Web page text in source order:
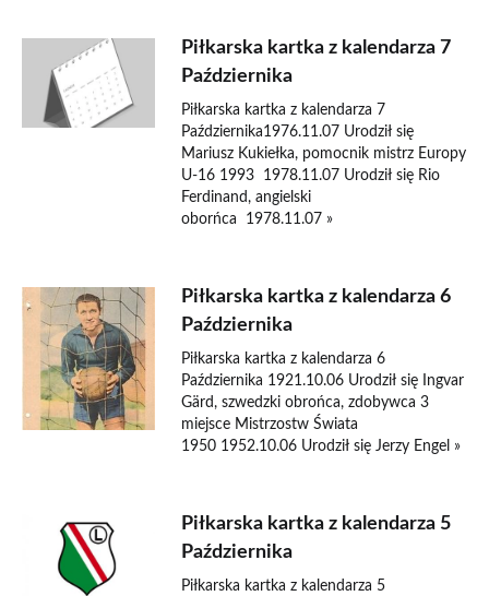
Piłkarska kartka z kalendarza 7
Października
Piłkarska kartka z kalendarza 7
Października1976.11.07 Urodził się
Mariusz Kukiełka, pomocnik mistrz Europy
U-16 1993 1978.11.07 Urodził się Rio
Ferdinand, angielski
oborńca 1978.11.07 »
Piłkarska kartka z kalendarza 6
Października
Piłkarska kartka z kalendarza 6
Października 1921.10.06 Urodził się Ingvar
Gärd, szwedzki obrońca, zdobywca 3
miejsce Mistrzostw Świata
1950 1952.10.06 Urodził się Jerzy Engel »
Piłkarska kartka z kalendarza 5
Października
Piłkarska kartka z kalendarza 5